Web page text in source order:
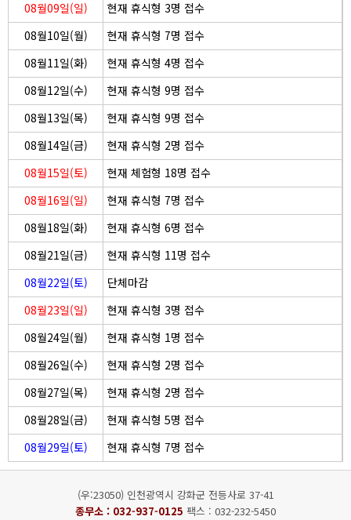
08월09일(일)
현재 휴식형 3명 접수
08월10일(월)
현재 휴식형 7명 접수
08월11일(화)
현재 휴식형 4명 접수
08월12일(수)
현재 휴식형 9명 접수
08월13일(목)
현재 휴식형 9명 접수
08월14일(금)
현재 휴식형 2명 접수
08월15일(토)
현재 체험형 18명 접수
08월16일(일)
현재 휴식형 7명 접수
08월18일(화)
현재 휴식형 6명 접수
08월21일(금)
현재 휴식형 11명 접수
08월22일(토)
단체마감
08월23일(일)
현재 휴식형 3명 접수
08월24일(월)
현재 휴식형 1명 접수
08월26일(수)
현재 휴식형 2명 접수
08월27일(목)
현재 휴식형 2명 접수
08월28일(금)
현재 휴식형 5명 접수
08월29일(토)
현재 휴식형 7명 접수
(우:23050) 인천광역시 강화군 전등사로 37-41
종무소 : 032-937-0125 팩스 : 032-232-5450